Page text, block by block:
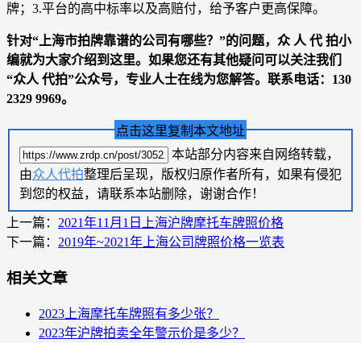
牌；3.平台的高中标率以及高赔付，给予客户更高保障。
针对“ 上海市拍牌靠谱的公司有哪些？ ”的问题， 众 人 代 拍小
编就为大家介绍到这里。如果您还有其他疑问可以关注我们
“众人 代拍”公众号，专业人士在线为您解答。联系电话： 130
2329 9969。
点击这里复制本文地址
本站部分内容来自网络转载，
由众人代拍整理后呈现，版权归原作者所有，如果有侵犯
到您的权益，请联系本站删除，谢谢合作！
上一篇： 2021年11月1日上海沪牌摩托车牌照价格
下一篇： 2019年~2021年上海公司牌照价格一览表
相关文章
2023上海摩托车牌照有多少张？
2023年沪牌拍卖全年警示价是多少？